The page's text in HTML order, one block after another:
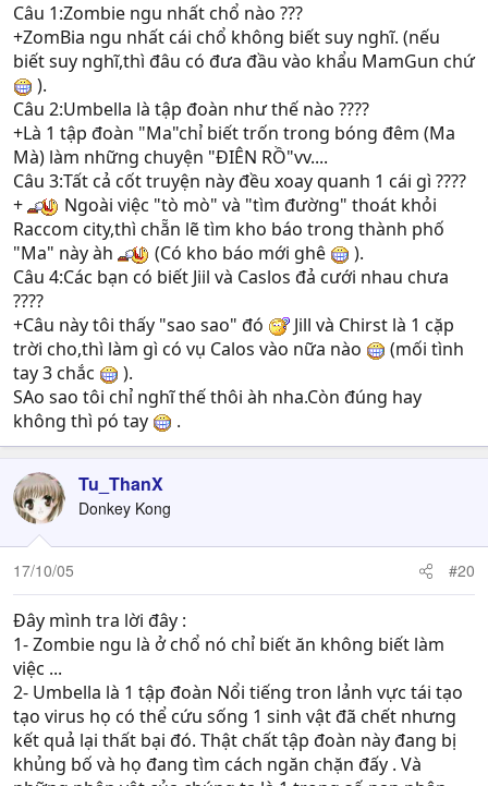
Câu 1:Zombie ngu nhất chổ nào ???
+ZomBia ngu nhất cái chổ không biết suy nghĩ. (nếu
biết suy nghĩ,thì đâu có đưa đầu vào khẩu MamGun chứ
).
Câu 2:Umbella là tập đoàn như thế nào ????
+Là 1 tập đoàn "Ma"chỉ biết trốn trong bóng đêm (Ma
Mà) làm những chuyện "ĐIÊN RỒ"vv....
Câu 3:Tất cả cốt truyện này đều xoay quanh 1 cái gì ????
+
Ngoài việc "tò mò" và "tìm đường" thoát khỏi
Raccom city,thì chẵn lẽ tìm kho báo trong thành phố
"Ma" này àh
(Có kho báo mới ghê
).
Câu 4:Các bạn có biết Jiil và Caslos đả cưới nhau chưa
????
+Câu này tôi thấy "sao sao" đó
Jill và Chirst là 1 cặp
trời cho,thì làm gì có vụ Calos vào nữa nào
(mối tình
tay 3 chắc
).
SAo sao tôi chỉ nghĩ thế thôi àh nha.Còn đúng hay
không thì pó tay
.
Tu_ThanX
Donkey Kong
17/10/05 #20
Đây mình tra lời đây :
1- Zombie ngu là ở chổ nó chỉ biết ăn không biết làm
việc ...
2- Umbella là 1 tập đoàn Nổi tiếng tron lảnh vực tái tạo
tạo virus họ có thể cứu sống 1 sinh vật đã chết nhưng
kết quả lại thất bại đó. Thật chất tập đoàn này đang bị
khủng bố và họ đang tìm cách ngăn chặn đấy . Và